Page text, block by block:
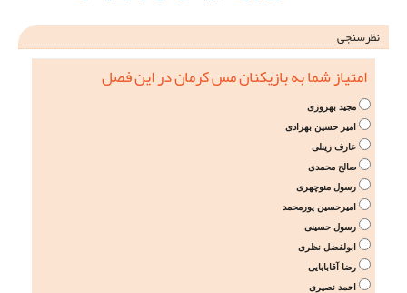
نظرسنجی
امتیاز شما به بازیکنان مس کرمان در این فصل
مجید بهروزی
امیر حسین بهزادی
عارف زینلی
صالح محمدی
رسول منوچهری
امیرحسین پورمحمد
رسول حسینی
ابولفضل نظری
رضا آقابابایی
احمد نصیری